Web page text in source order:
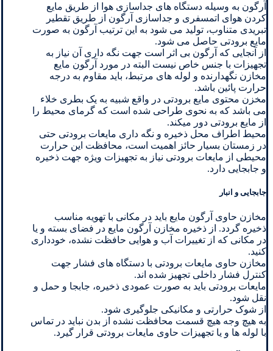
آرگون به وسیله دستگاه های جداسازی هوا از طریق مایع
کردن هوای اتمسفری و جداسازی آرگون از طریق تقطیر
تبریدی متناوب، تولید می شود به این ترتیب آرگون به صورت
مایع برودتی حاصل می شود.
از آنجایی که آرگون بی اثر است جهت نگه داری آن نیاز به
تجهیزات با جنس خاص نیست البته در مورد آرگون مایع
مخازن نگهدارنده و لوله های مرتبط، باید مقاوم به درجه
حرارت پائین باشد.
مخزن محتوی مایع برودتی در واقع شبیه به یک بطری خلاء
می باشد که به نحوی طراحی شده است که گرمای محیط را
از مایع برودتی دور میکند.
محیط اطراف محل ذخیره و نگه داری مایعات برودتی حتی
در زمستان بسیار حائز اهمیت است، محافظت این حرارت
محیطی از مایعات برودتی نیاز به تجهیزات ویژه جهت ذخیره
و جابجایی دارد.
جابجایی و انبار
مخازن حاوی آرگون مایع باید در مکانی با تهویه مناسب
ذخیره گردد. از ذخیره مخازن آرگون مایع در فضای بسته و یا
در مکانی که از تغییرات آب و هوایی حافظت نشده، خودداری
کنید.
مخازن حاوی مایعات برودتی با دستگاه های فشار جهت
کنترل فشار داخلی تجهیز شده اند.
مایعات برودتی باید به صورت عمودی ذخیره، جابجا و حمل و
نقل شود.
از شوک حرارتی و مکانیکی جلوگیری شود.
به هیچ وجه هیچ قسمت محافظت نشده از بدن نباید در تماس
با لوله ها و یا تجهیزات حاوی مایعات برودتی قرار گیرد.